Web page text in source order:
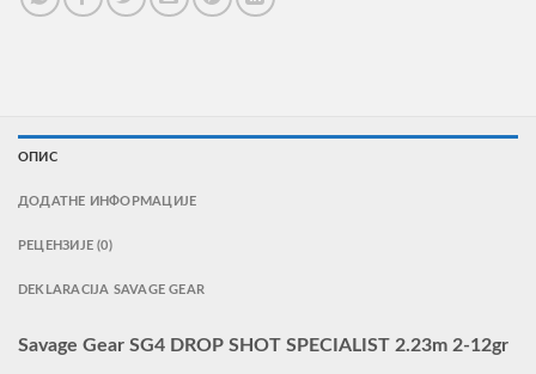
ОПИС
ДОДАТНЕ ИНФОРМАЦИЈЕ
РЕЦЕНЗИЈЕ (0)
DEKLARACIJA SAVAGE GEAR
Savage Gear SG4 DROP SHOT SPECIALIST 2.23m 2-12gr